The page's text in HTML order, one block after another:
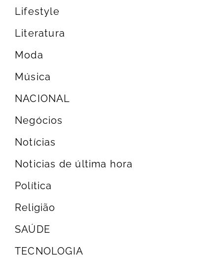
Lifestyle
Literatura
Moda
Música
NACIONAL
Negócios
Notícias
Noticias de última hora
Política
Religião
SAÚDE
TECNOLOGIA